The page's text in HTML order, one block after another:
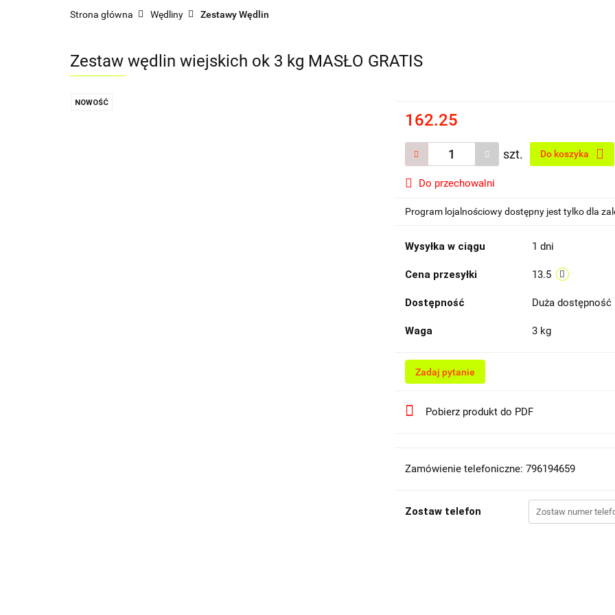
Strona główna Wędliny Zestawy Wędlin
Zestaw wędlin wiejskich ok 3 kg MASŁO GRATIS
NOWOŚĆ
162.25
szt. Do koszyka
Do przechowalni
Program lojalnościowy dostępny jest tylko dla
Wysyłka w ciągu 1 dni
Cena przesyłki 13.5
Dostępność Duża dostępność
Waga 3 kg
Zadaj pytanie
Pobierz produkt do PDF
Zamówienie telefoniczne: 796194659
Zostaw telefon